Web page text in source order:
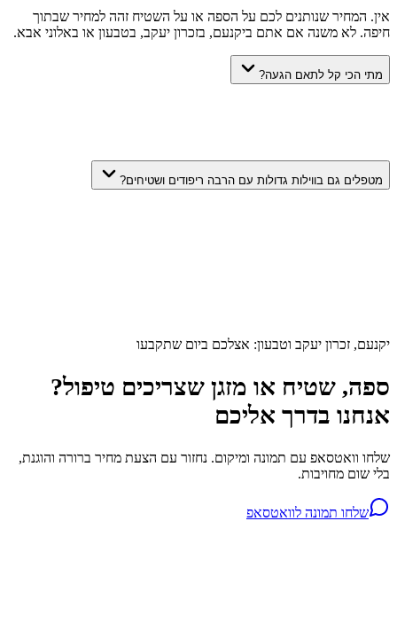
אין. המחיר שנותנים לכם על הספה או על השטיח זהה למחיר שבתוך
חיפה. לא משנה אם אתם ביקנעם, בזכרון יעקב, בטבעון או באלוני אבא.
מתי הכי קל לתאם הגעה?
מטפלים גם בווילות גדולות עם הרבה ריפודים ושטיחים?
יקנעם, זכרון יעקב וטבעון: אצלכם ביום שתקבעו
ספה, שטיח או מזגן שצריכים טיפול?
אנחנו בדרך אליכם
שלחו וואטסאפ עם תמונה ומיקום. נחזור עם הצעת מחיר ברורה והוגנת,
בלי שום מחויבות.
שלחו תמונה לוואטסאפ